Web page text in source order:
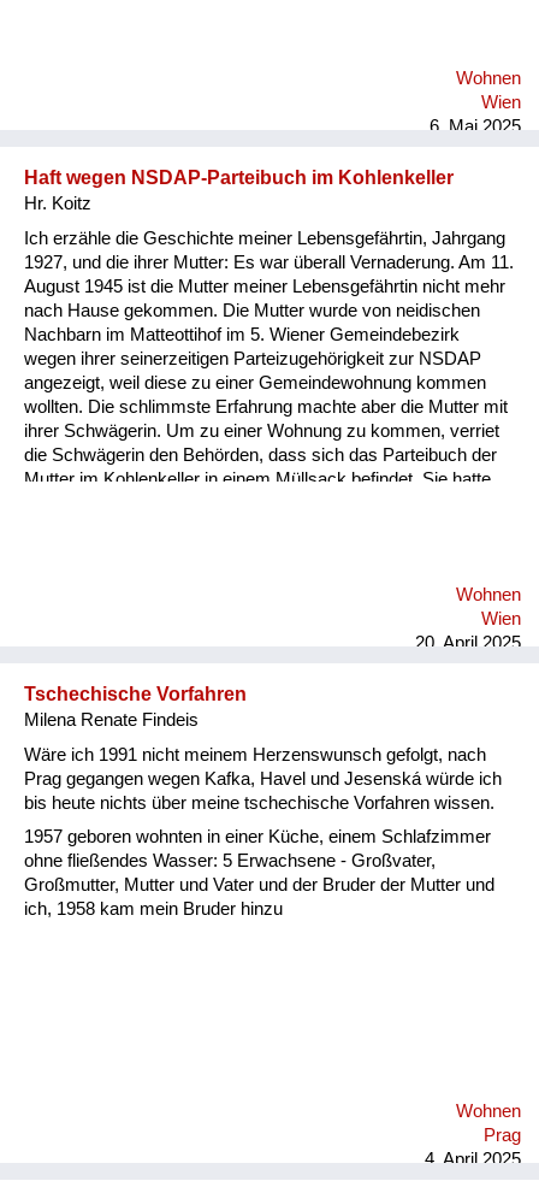
Marschgesänge, die die Russen beim Marschieren durch die
Wohnen
Wien
6. Mai 2025
Haft wegen NSDAP-Parteibuch im Kohlenkeller
Hr. Koitz
Ich erzähle die Geschichte meiner Lebensgefährtin, Jahrgang
1927, und die ihrer Mutter: Es war überall Vernaderung. Am 11.
August 1945 ist die Mutter meiner Lebensgefährtin nicht mehr
nach Hause gekommen. Die Mutter wurde von neidischen
Nachbarn im Matteottihof im 5. Wiener Gemeindebezirk
wegen ihrer seinerzeitigen Parteizugehörigkeit zur NSDAP
angezeigt, weil diese zu einer Gemeindewohnung kommen
wollten. Die schlimmste Erfahrung machte aber die Mutter mit
ihrer Schwägerin. Um zu einer Wohnung zu kommen, verriet
die Schwägerin den Behörden, dass sich das Parteibuch der
Mutter im Kohlenkeller in einem Müllsack befindet. Sie hatte
Mutter meiner Lebensgefährtin frei, und zwar aus dem Grund,
Wohnen
Wien
20. April 2025
Tschechische Vorfahren
Milena Renate Findeis
Wäre ich 1991 nicht meinem Herzenswunsch gefolgt, nach
Prag gegangen wegen Kafka, Havel und Jesenská würde ich
bis heute nichts über meine tschechische Vorfahren wissen.
1957 geboren wohnten in einer Küche, einem Schlafzimmer
ohne fließendes Wasser: 5 Erwachsene - Großvater,
Großmutter, Mutter und Vater und der Bruder der Mutter und
ich, 1958 kam mein Bruder hinzu
Wohnen
Prag
4. April 2025